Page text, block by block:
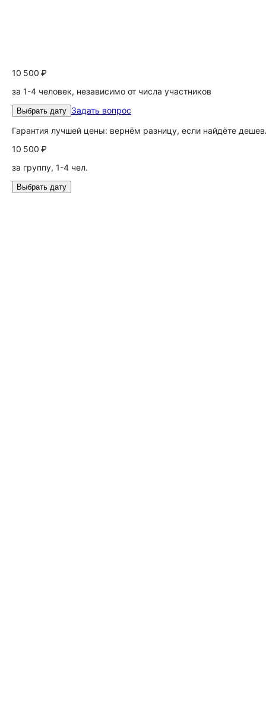
10 500 ₽
за 1-4 человек, независимо от числа участников
Выбрать дату Задать вопрос
Гарантия лучшей цены: вернём разницу, если найдёте
10 500 ₽
за группу, 1-4 чел.
Выбрать дату